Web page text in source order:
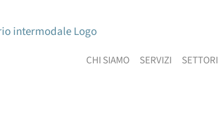
CHI SIAMO SERVIZI SETTORI